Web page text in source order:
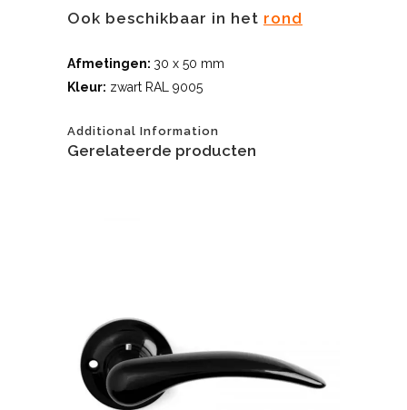
Ook beschikbaar in het rond
Afmetingen: 30 x 50 mm
Kleur: zwart RAL 9005
Additional Information
Gerelateerde producten